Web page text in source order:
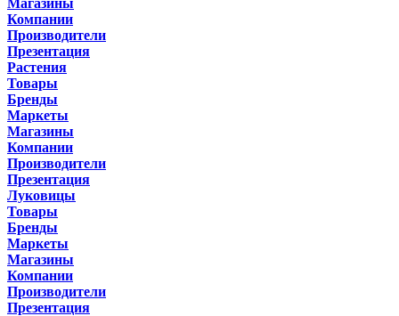
Магазины
Компании
Производители
Презентация
Растения
Товары
Бренды
Маркеты
Магазины
Компании
Производители
Презентация
Луковицы
Товары
Бренды
Маркеты
Магазины
Компании
Производители
Презентация